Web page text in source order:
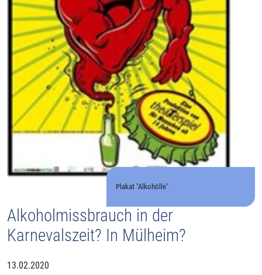
Plakat "Alkohölle"
Alkoholmissbrauch in der
Karnevalszeit? In Mülheim?
13.02.2020